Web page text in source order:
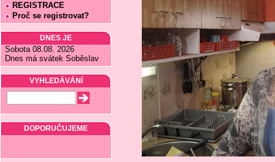
REGISTRACE
Proč se registrovat?
DNES JE
Sobota 08.08. 2026
Dnes má svátek Soběslav
VYHLEDÁVÁNÍ
DOPORUČUJEME